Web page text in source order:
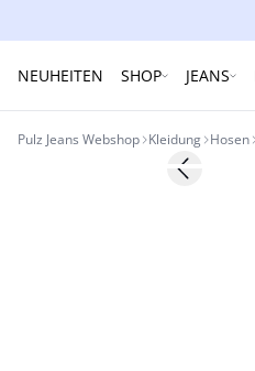
NEUHEITEN SHOP JEANS
Pulz Jeans Webshop Kleidung Hosen
Previous